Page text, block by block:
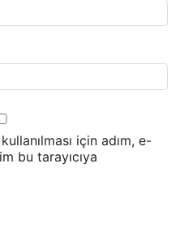
için adım, e-
bu tarayıcıya